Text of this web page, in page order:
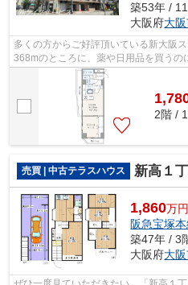
築53年 /
大阪府大
多くの方からご好評頂いている新大阪
368mのところに、薬や日用品を買うの
す。駅徒歩3分という立地が魅力的な物
2階 /
売買 | 中古テラスハウス 新高１
1,860万円
阪急宝塚
築47年 / 3
大阪府大